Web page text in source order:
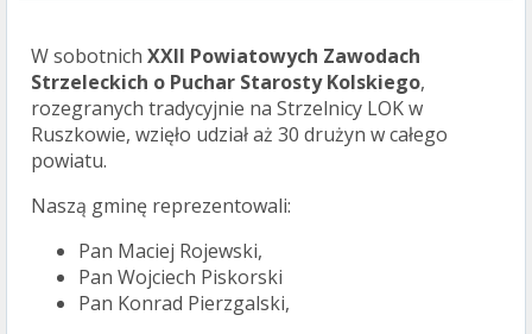
W sobotnich XXII Powiatowych Zawodach
Strzeleckich o Puchar Starosty Kolskiego,
rozegranych tradycyjnie na Strzelnicy LOK w
Ruszkowie, wzięło udział aż 30 drużyn w całego
powiatu.
Naszą gminę reprezentowali:
Pan Maciej Rojewski,
Pan Wojciech Piskorski
Pan Konrad Pierzgalski,